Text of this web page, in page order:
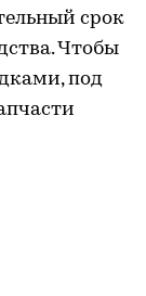
срок
Чтобы
под